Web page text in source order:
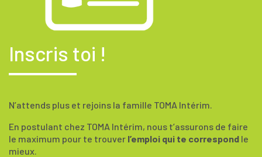
Inscris toi !
N’attends plus et rejoins la famille TOMA Intérim.
En postulant chez TOMA Intérim, nous t’assurons de faire
le maximum pour te trouver l’emploi qui te correspond le
mieux.